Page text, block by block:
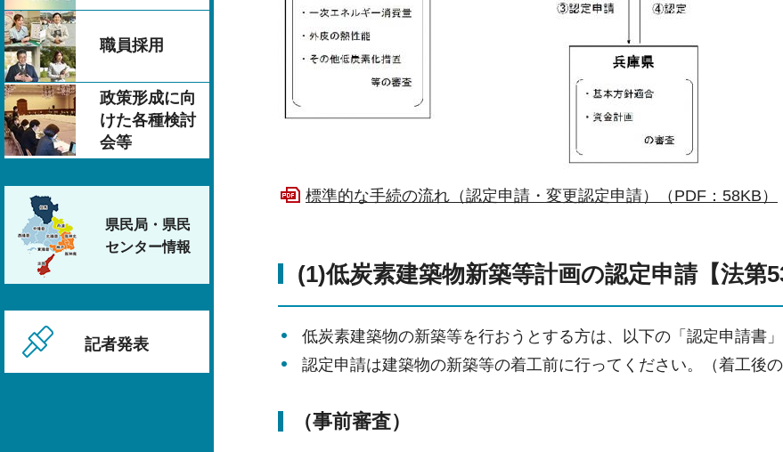
職員採用
政策形成に向
けた各種検討
会等
県民局・県民
センター情報
記者発表
標準的な手続の流れ（認定申請・変更認定申請）（PDF：58KB）
(1)低炭素建築物新築等計画の認定申請【法第
低炭素建築物の新築等を行おうとする方は、以下の「認定申請書
認定申請は建築物の新築等の着工前に行ってください。（着工後
（事前審査）